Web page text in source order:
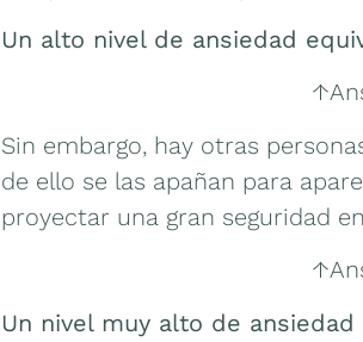
Un alto nivel de ansiedad
Sin embargo, hay otras
de ello se las apañan para
proyectar una gran seguridad
Un nivel muy alto de